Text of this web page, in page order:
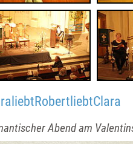
Abend am